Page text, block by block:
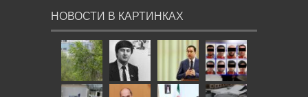
НОВОСТИ В КАРТИНКАХ